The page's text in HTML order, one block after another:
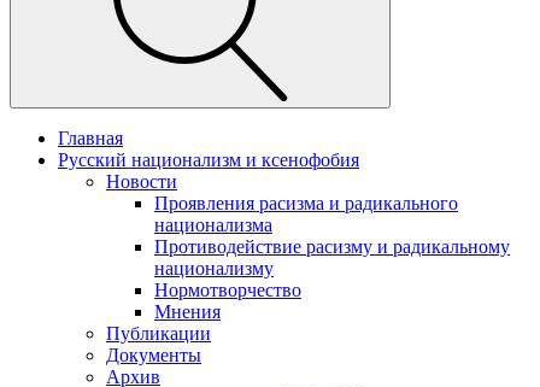
Главная
Русский национализм и ксенофобия
Новости
Проявления расизма и радикального
национализма
Противодействие расизму и радикальному
национализму
Нормотворчество
Мнения
Публикации
Документы
Архив